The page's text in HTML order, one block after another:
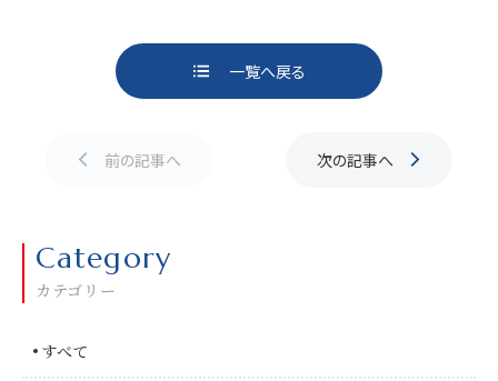
一覧へ戻る
前の記事へ 次の記事へ
Category
カテゴリー
すべて